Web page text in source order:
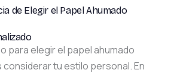
de Elegir el Papel Ahumado
para elegir el papel ahumado
tu estilo personal. En